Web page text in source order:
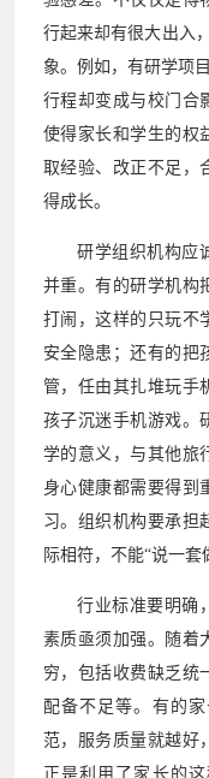
行起来却有很大出入
象。例如，有研学项
行程却变成与校门合
使得家长和学生的权
取经验、改正不足，
得成长。
研学组织机构应
并重。有的研学机构
打闹，这样的只玩不
安全隐患；还有的把
管，任由其扎堆玩手
孩子沉迷手机游戏。
学的意义，与其他旅
身心健康都需要得到
习。组织机构要承担
际相符，不能“说一套
行业标准要明确
素质亟须加强。随着
穷，包括收费缺乏统
配备不足等。有的
范，服务质量就越好
正是利用了家长的